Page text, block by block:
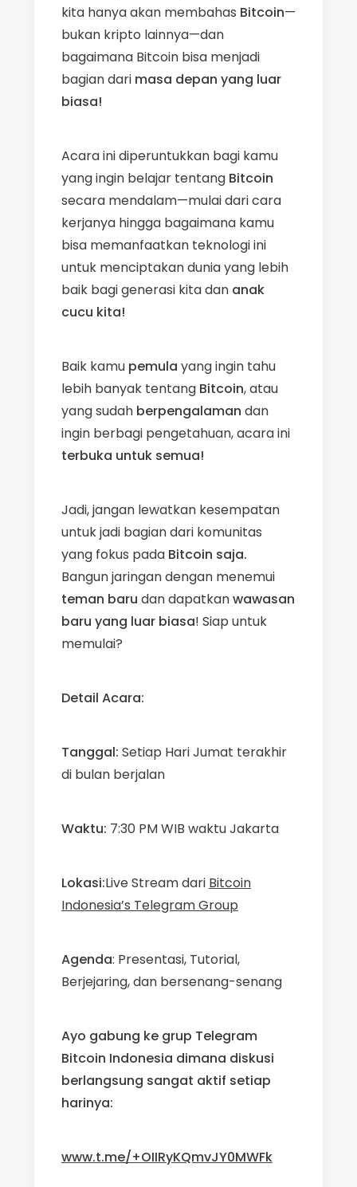
kita hanya akan membahas Bitcoin—
bukan kripto lainnya—dan
bagaimana Bitcoin bisa menjadi
bagian dari masa depan yang luar
biasa!
Acara ini diperuntukkan bagi kamu
yang ingin belajar tentang Bitcoin
secara mendalam—mulai dari cara
kerjanya hingga bagaimana kamu
bisa memanfaatkan teknologi ini
untuk menciptakan dunia yang lebih
baik bagi generasi kita dan anak
cucu kita!
Baik kamu pemula yang ingin tahu
lebih banyak tentang Bitcoin, atau
yang sudah berpengalaman dan
ingin berbagi pengetahuan, acara ini
terbuka untuk semua!
Jadi, jangan lewatkan kesempatan
untuk jadi bagian dari komunitas
yang fokus pada Bitcoin saja.
Bangun jaringan dengan menemui
teman baru dan dapatkanwawasan
baru yang luar biasa! Siap untuk
memulai?
Detail Acara:
Tanggal: Setiap Hari Jumat terakhir
di bulan berjalan
Waktu: 7:30 PM WIB waktu Jakarta
Lokasi:Live Stream dari Bitcoin
Indonesia’s Telegram Group
Agenda: Presentasi, Tutorial,
Berjejaring, dan bersenang-senang
Ayo gabung ke grup Telegram
Bitcoin Indonesia dimana diskusi
berlangsung sangat aktif setiap
harinya:
www.t.me/+OIIRyKQmvJY0MWFk